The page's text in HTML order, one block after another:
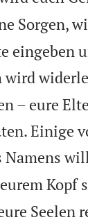
Sorgen,
eingeben
wird
– eure
Einige
Kopf
Seelen